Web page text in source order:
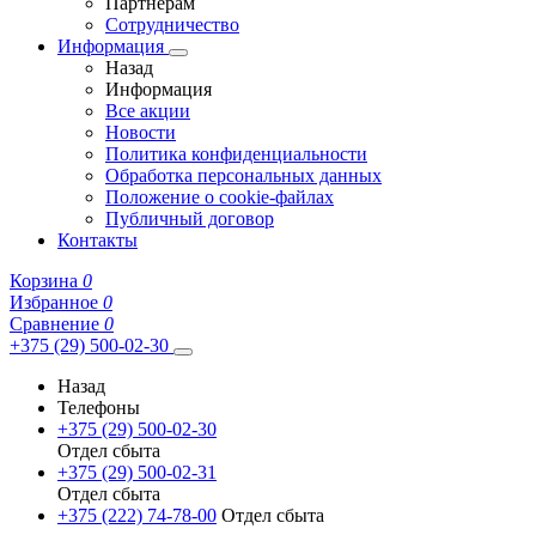
Сотрудничество
Информация
Назад
Информация
Все акции
Новости
Политика конфиденциальности
Обработка персональных данных
Положение о cookie-файлах
Публичный договор
Контакты
Корзина 0
Избранное 0
Сравнение 0
+375 (29) 500-02-30
Назад
Телефоны
+375 (29) 500-02-30
Отдел сбыта
+375 (29) 500-02-31
Отдел сбыта
+375 (222) 74-78-00 Отдел сбыта